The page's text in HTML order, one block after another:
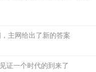
主网给出了新的答案
证一个时代的到来了